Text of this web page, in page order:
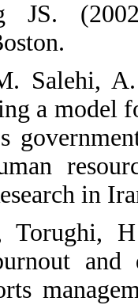
Hozoori,
in Iran's
role of
job
in